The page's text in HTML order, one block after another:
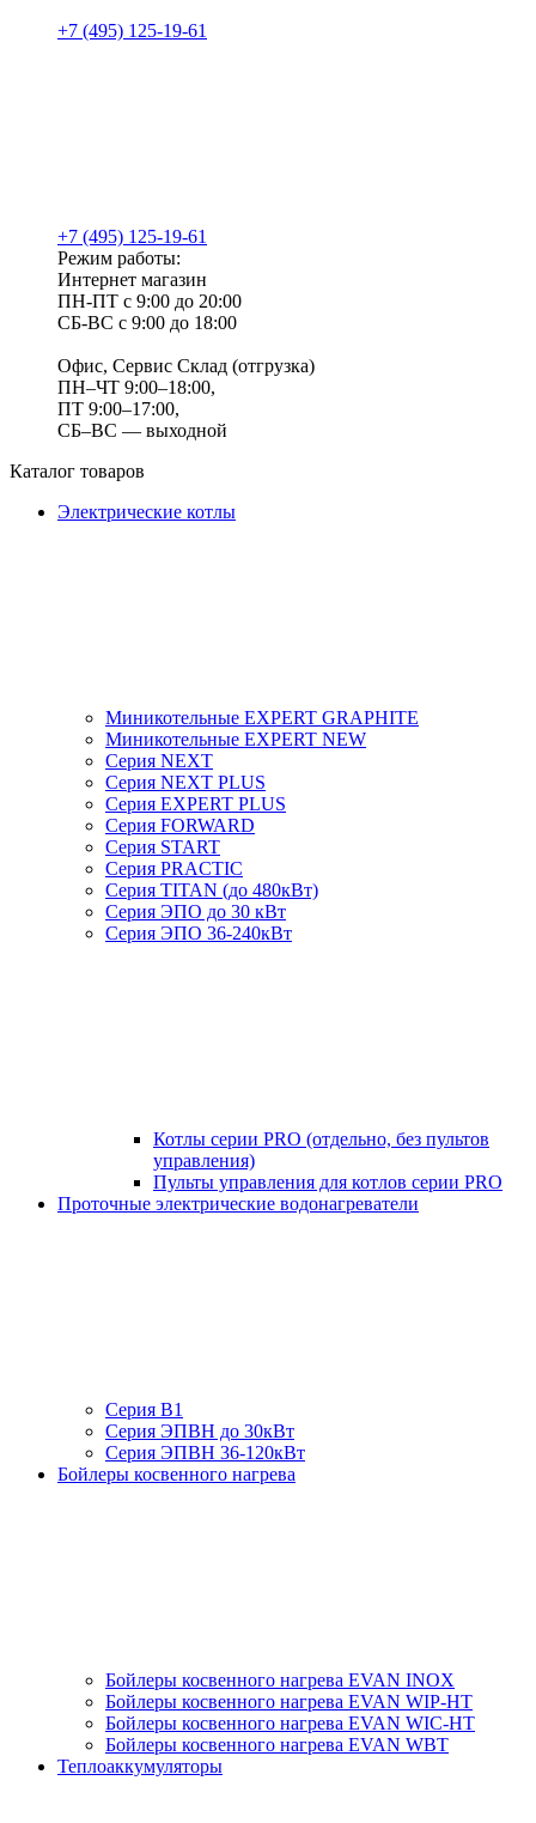
+7 (495) 125-19-61
+7 (495) 125-19-61
Режим работы:
Интернет магазин
ПН-ПТ с 9:00 до 20:00
СБ-ВС с 9:00 до 18:00
Офис, Сервис Склад (отгрузка)
ПН–ЧТ 9:00–18:00,
ПТ 9:00–17:00,
СБ–ВС — выходной
Каталог товаров
Электрические котлы
Миникотельные EXPERT GRAPHITE
Миникотельные EXPERT NEW
Серия NEXT
Серия NEXT PLUS
Серия EXPERT PLUS
Серия FORWARD
Серия START
Серия PRACTIC
Серия TITAN (до 480кВт)
Серия ЭПО до 30 кВт
Серия ЭПО 36-240кВт
Котлы серии PRO (отдельно, без пультов
управления)
Пульты управления для котлов серии PRO
Проточные электрические водонагреватели
Серия В1
Серия ЭПВН до 30кВт
Серия ЭПВН 36-120кВт
Бойлеры косвенного нагрева
Бойлеры косвенного нагрева EVAN INOX
Бойлеры косвенного нагрева EVAN WIP-HT
Бойлеры косвенного нагрева EVAN WIC-HT
Бойлеры косвенного нагрева EVAN WBT
Теплоаккумуляторы